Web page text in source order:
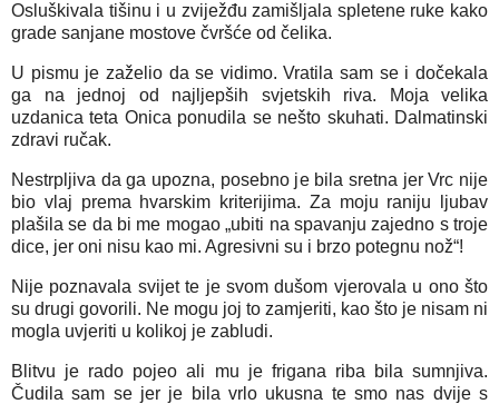
Osluškivala tišinu i u zviježđu zamišljala spletene ruke kako
grade sanjane mostove čvršće od čelika.
U pismu je zaželio da se vidimo. Vratila sam se i dočekala
ga na jednoj od najljepših svjetskih riva. Moja velika
uzdanica teta Onica ponudila se nešto skuhati. Dalmatinski
zdravi ručak.
Nestrpljiva da ga upozna, posebno je bila sretna jer Vrc nije
bio vlaj prema hvarskim kriterijima. Za moju raniju ljubav
plašila se da bi me mogao „ubiti na spavanju zajedno s troje
dice, jer oni nisu kao mi. Agresivni su i brzo potegnu nož“!
Nije poznavala svijet te je svom dušom vjerovala u ono što
su drugi govorili. Ne mogu joj to zamjeriti, kao što je nisam ni
mogla uvjeriti u kolikoj je zabludi.
Blitvu je rado pojeo ali mu je frigana riba bila sumnjiva.
Čudila sam se jer je bila vrlo ukusna te smo nas dvije s